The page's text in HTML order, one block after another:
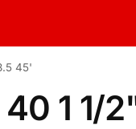
45'
40 1 1/